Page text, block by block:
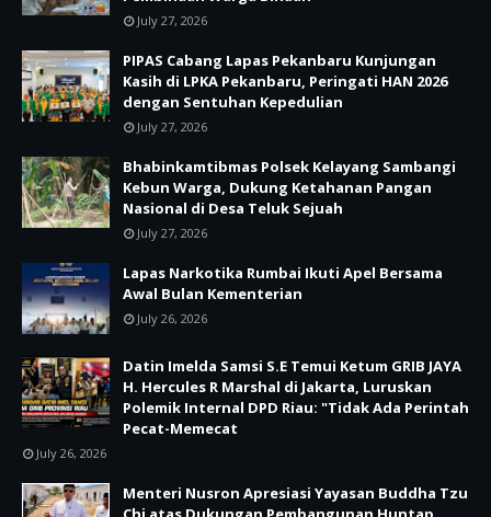
July 27, 2026
PIPAS Cabang Lapas Pekanbaru Kunjungan
Kasih di LPKA Pekanbaru, Peringati HAN 2026
dengan Sentuhan Kepedulian
July 27, 2026
Bhabinkamtibmas Polsek Kelayang Sambangi
Kebun Warga, Dukung Ketahanan Pangan
Nasional di Desa Teluk Sejuah
July 27, 2026
Lapas Narkotika Rumbai Ikuti Apel Bersama
Awal Bulan Kementerian
July 26, 2026
Datin Imelda Samsi S.E Temui Ketum GRIB JAYA
H. Hercules R Marshal di Jakarta, Luruskan
Polemik Internal DPD Riau: "Tidak Ada Perintah
Pecat-Memecat
July 26, 2026
Menteri Nusron Apresiasi Yayasan Buddha Tzu